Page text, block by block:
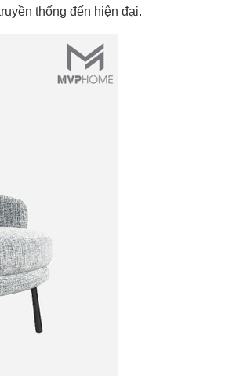
thống đến hiện đại.